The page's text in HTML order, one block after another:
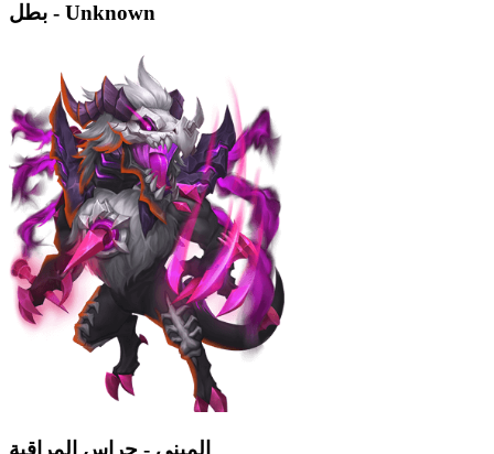
بطل - Unknown
المبنى - حراس المراقبة